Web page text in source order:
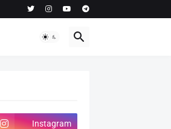
Instagram